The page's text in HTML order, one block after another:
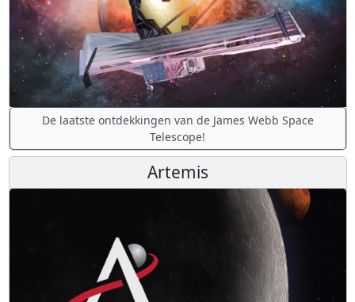
De laatste ontdekkingen van de James Webb Space
Telescope!
Artemis